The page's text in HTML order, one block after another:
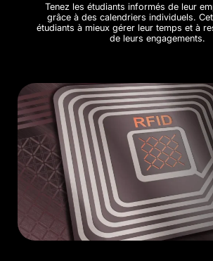
Tenez les étudiants informés de leur
grâce à des calendriers individuels.
étudiants à mieux gérer leur temps et à
de leurs engagements.